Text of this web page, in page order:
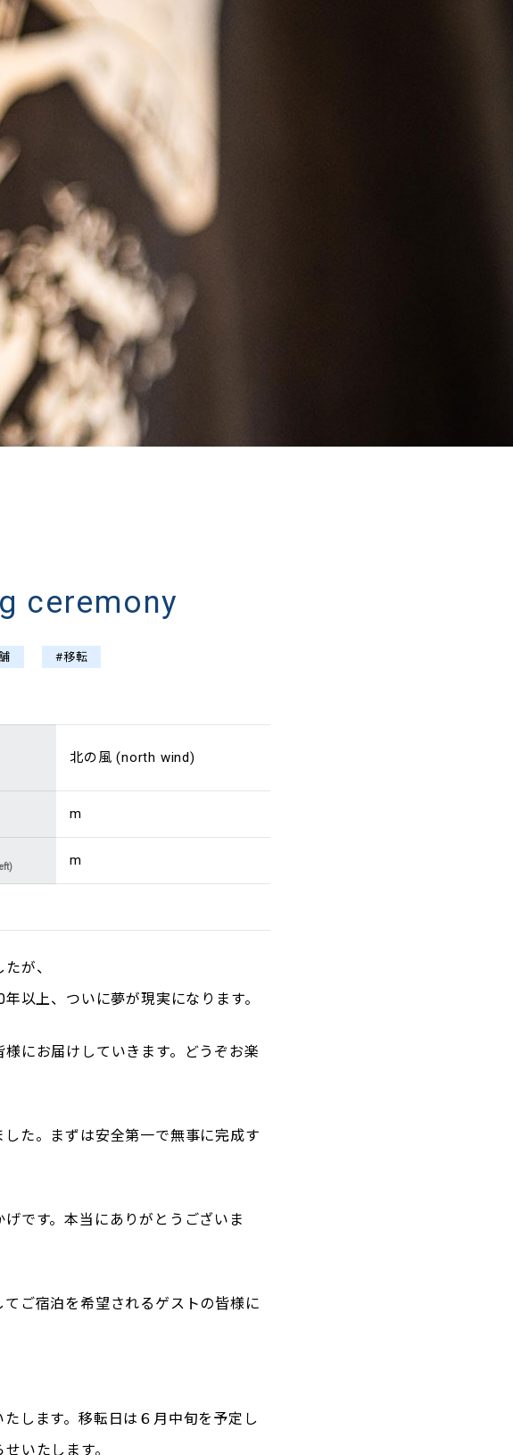
PRICE ACCESS
ceremony
#移転
北の風 (north wind)
m
m
が、
以上、ついに夢が現実になります。
にお届けしていきます。どうぞお楽
た。まずは安全第一で無事に完成す
です。本当にありがとうございま
ご宿泊を希望されるゲストの皆様に
します。移転日は６月中旬を予定し
いたします。